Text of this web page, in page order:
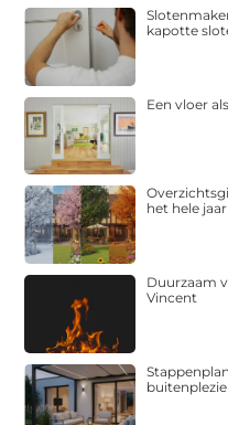
kapotte
Een vloer
het hele
Duurzaam
Vincent